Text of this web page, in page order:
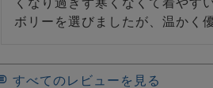
くなり過ぎず寒くなくて着やす
ボリーを選びましたが、温かく
すべてのレビューを見る